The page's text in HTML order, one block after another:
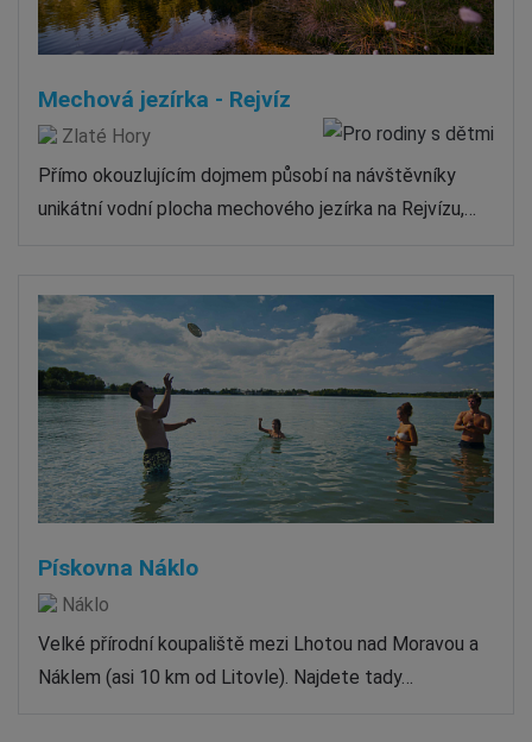
Mechová jezírka - Rejvíz
Zlaté Hory
Přímo okouzlujícím dojmem působí na návštěvníky
unikátní vodní plocha mechového jezírka na Rejvízu,…
Pískovna Náklo
Náklo
Velké přírodní koupaliště mezi Lhotou nad Moravou a
Náklem (asi 10 km od Litovle). Najdete tady…